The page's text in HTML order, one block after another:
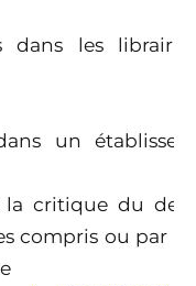
dans les
un
la critique du
compris ou par
ce